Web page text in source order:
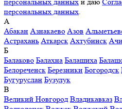
персональных данных.
А
Абакан Азнакаево Азов
Астрахань Аткарск Ахтубинск
Б
Балаково Балахна Балашиха
Белореченск Березники Богородск
Бугуруслан Бузулук
В
Великий Новгород Владикавказ